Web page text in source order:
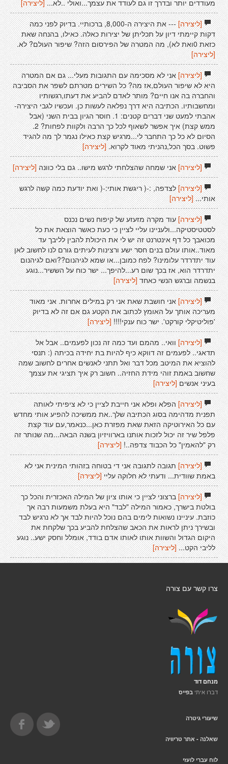
מעודדים יותר ובדרך זו גם לעודד את עצמך...ואולי ..לא... [ליצירה]
[ליצירה]
--- את היצירה ה-8,000, ברכותיי. בדיוק לפני כמה
דקות קיימתי דיון על תכליתן של יצירות כאלה. כאילו, בהנחה שאת
כזאת 0ואת לא), מה המטרה של הפירסום הזה? שיפור העולם? לא.
[ליצירה]
[ליצירה]אני לא מסכימה עם התגובות מעלי... גם אם המטרה
היא לא שיפור העולם,אז מה? כל השירים מטרתם לשפר את הסביבה
והחברה בה אנו חיים? מותר לאדם להביע את דעתו,רגשותיו
ומחשבותיו. הכתיבה היא דרך נפלאה לעשות כן. ועכשיו לגבי היצירה-
אהבתי למעט שני דברים קטנים: 1. חוסר הגיון בבית השני (אבל
ממש קצת) איך אפשר לשאוף לכל כך הרבה ולקוות לפחות? 2.
הסיום לא כל כך התחבר לי...מרגיש קצת כאילו נגמר לך מה להגיד
פשוט. בסך הכל,נהניתי מאוד לקרוא. [ליצירה]
[ליצירה]אני שמחה שהצלחתי לרגש מישו.. גם בלי כוונה [ליצירה]
[ליצירה]לצדפה, :-( ריגשת אותי:-( ואת יודעת כמה קשה לרגש
אותי... [ליצירה]
[ליצירה]עוד מקרה מזעזע של קיפוח נשים נכנס
לסטטיסטיקה...ולעניינו עליי לציין כי כעת כאשר הוצאת את כל
מכואבך כל דף אינטרנט זה יש לי את היכולת להבין לליבך עד
מאוד..אותו עולם בנים חסר ישע ורצינות לעיתים גורם לנו לחשוב לאן
עוד יתדרדר עלומינו? לפח כמובן...או שמא לגיהנום??ואם לגיהנום
יתדרדר הוא, אז בכך שום רע...להיפך... ישר כוח על הששיר...נוגע
בנשמה וברגש הנשי כאחד [ליצירה]
[ליצירה]אני חושבת שאת אני רק במילים אחרות. אני מאוד
מעריכה אותך על האומץ לכתוב את הקטע גם אם זה לא בדיוק
'פוליטיקלי קורקט'. ישר כוח ענקי!!!! [ליצירה]
[ליצירה]וואי.. מהמם ועד כמה זה נכון לפעמים.. אבל אל
תדאגי.. לפעמים זה דווקא כיף להיות בת יחידה בכיתה (: תנסי
להוציא את המיטב מכל דבר ואל תתני לאנשים אחרים לחשוב שמה
שחשוב באמת זוהי מידת החזיה.. חשוב רק איך תציגי את עצמך
בעיני אנשים [ליצירה]
[ליצירה]הפלא ופלא אני חייבת לציין כי לא ציפיתי לאותה
תפנית מדהימה בסוג הכתיבה שלך..את ממשיכה להפיע אותי מחדש
עם כל האירוטיקה הזאת שאת מפזרת כאן...כנאמר,עם עוד קצת
פלפל שיר זה יכול לזכות אותנו בארוויזיון בשנה הבאה...מה שנותר זה
רק "להאמין" כל הכבוד צדפה..![ליצירה]
[ליצירה]תגובה לתגובה אני די בטוחה בזהותי המינית אני לא
באמת שוודית... ודעתי לא חלוקה עליי [ליצירה]
[ליצירה]ברצוני לציין כי אותו ציון של המילה האכזרית והכל כך
בולטת בישרך, כאמור המילה "לבד" היא בעלת משמעות רבה אך
כוזבת. עיניינו נשואות לימים בהם נוכל להיות לבד אך לא נרגיש לבד
ובשירך ניתן לראות את הכאב שהצלחת להביע בכך שלקחת את
היקום הגדול והשוות אותו לאותו אדם בודד, אומלל וחסק ישע.. נוגע
לליבי הקט... [ליצירה]
צרו קשר עם צורה
מנחם דוד
דברו איתי בפייס
שיעורי גיטרה
שאלנה - אתר טריוויה
לוח עברי לועזי